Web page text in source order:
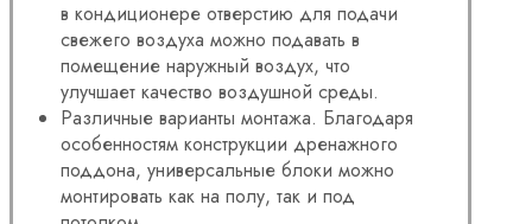
в кондиционере отверстию для подачи
свежего воздуха можно подавать в
помещение наружный воздух, что
улучшает качество воздушной среды.
Различные варианты монтажа. Благодаря
особенностям конструкции дренажного
поддона, универсальные блоки можно
монтировать как на полу, так и под